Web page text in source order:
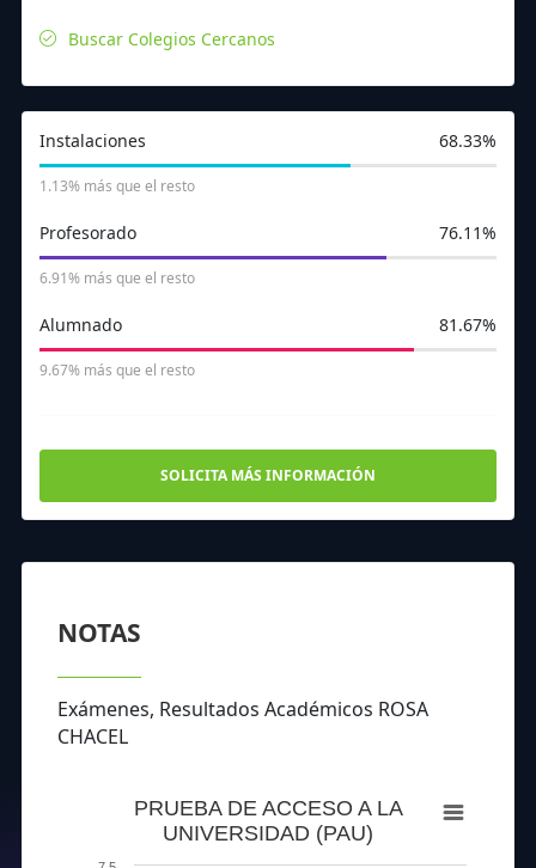
Buscar Colegios Cercanos
Instalaciones 68.33%
1.13% más que el resto
Profesorado 76.11%
6.91% más que el resto
Alumnado 81.67%
9.67% más que el resto
SOLICITA MÁS INFORMACIÓN
NOTAS
Exámenes, Resultados Académicos ROSA
CHACEL
PRUEBA DE ACCESO A LA
UNIVERSIDAD (PAU)
311218180218322223218424